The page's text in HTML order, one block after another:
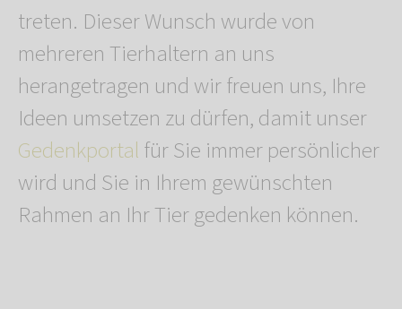
treten. Dieser Wunsch wurde von
mehreren Tierhaltern an uns
herangetragen und wir freuen uns, Ihre
Ideen umsetzen zu dürfen, damit unser
Gedenkportalfür Sie immer persönlicher
wird und Sie in Ihrem gewünschten
Rahmen an Ihr Tier gedenken können.